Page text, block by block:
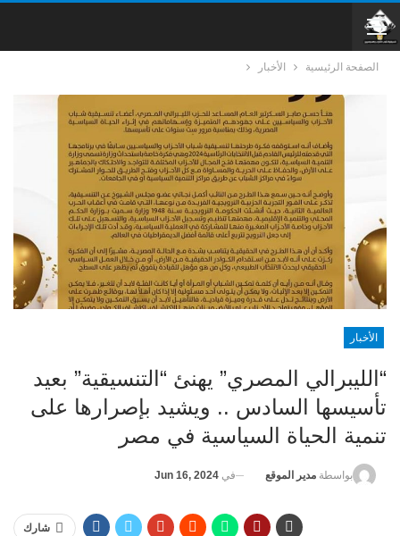
الصفحة الرئيسية الأخبار
الأخبار
“الليبرالي المصري” يهنئ “التنسيقية” بعيد
تأسيسها السادس .. ويشيد بإصرارها على
تنمية الحياة السياسية في مصر
بواسطة مدير الموقع في Jun 16, 2024
شارك